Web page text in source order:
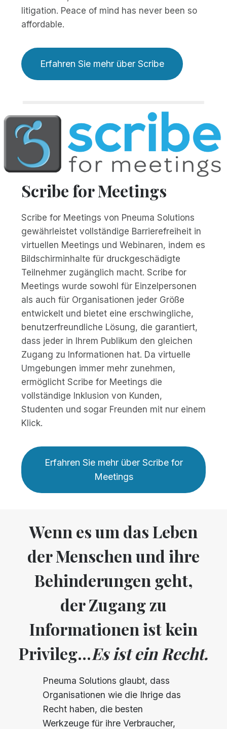
litigation. Peace of mind has never been so
affordable.
Erfahren Sie mehr über Scribe
Scribe for Meetings
Scribe for Meetings von Pneuma Solutions
gewährleistet vollständige Barrierefreiheit in
virtuellen Meetings und Webinaren, indem es
Bildschirminhalte für druckgeschädigte
Teilnehmer zugänglich macht. Scribe for
Meetings wurde sowohl für Einzelpersonen
als auch für Organisationen jeder Größe
entwickelt und bietet eine erschwingliche,
benutzerfreundliche Lösung, die garantiert,
dass jeder in Ihrem Publikum den gleichen
Zugang zu Informationen hat. Da virtuelle
Umgebungen immer mehr zunehmen,
ermöglicht Scribe for Meetings die
vollständige Inklusion von Kunden,
Studenten und sogar Freunden mit nur einem
Klick.
Erfahren Sie mehr über Scribe for
Meetings
Wenn es um das Leben
der Menschen und ihre
Behinderungen geht,
der Zugang zu
Informationen ist kein
Privileg...Es ist ein Recht.
Pneuma Solutions glaubt, dass
Organisationen wie die Ihrige das
Recht haben, die besten
Werkzeuge für ihre Verbraucher,